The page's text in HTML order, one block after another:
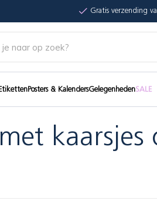
Gratis verzending
EtikettenPosters & KalendersGelegenhedenSALE
kaarsjes